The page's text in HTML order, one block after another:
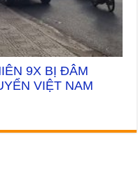
9X BỊ ĐÂM
VIỆT NAM